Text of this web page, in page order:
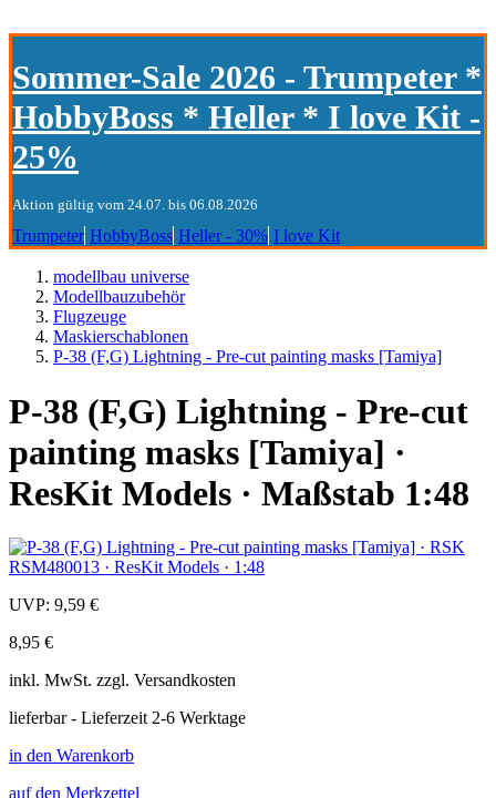
Sommer-Sale 2026 - Trumpeter *
HobbyBoss * Heller * I love Kit -
25%
Aktion gültig vom 24.07. bis 06.08.2026
Trumpeter HobbyBoss Heller - 30% I love Kit
modellbau universe
Modellbauzubehör
Flugzeuge
Maskierschablonen
P-38 (F,G) Lightning - Pre-cut painting masks [Tamiya]
P-38 (F,G) Lightning - Pre-cut
painting masks [Tamiya] ·
ResKit Models · Maßstab 1:48
UVP: 9,59 €
8,95 €
inkl. MwSt. zzgl. Versandkosten
lieferbar - Lieferzeit 2-6 Werktage
in den Warenkorb
auf den Merkzettel